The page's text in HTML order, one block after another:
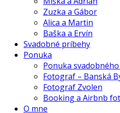
Zuzka a Gábor
Alica a Martin
Baška a Ervín
Svadobné príbehy
Ponuka
Ponuka
Fotograf – Banská
Fotograf Zvolen
Booking a Airbnb
O mne